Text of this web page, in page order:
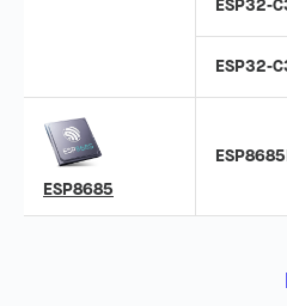
ESP32-
ESP32-
ESP8685